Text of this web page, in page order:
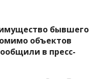
имущество бывшего
объектов
в пресс-